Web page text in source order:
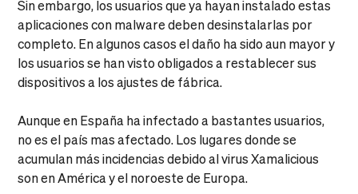
Sin embargo, los usuarios que ya hayan instalado estas
aplicaciones con malware deben desinstalarlas por
completo. En algunos casos el daño ha sido aun mayor y
los usuarios se han visto obligados a restablecer sus
dispositivos a los ajustes de fábrica.
Aunque en España ha infectado a bastantes usuarios,
no es el país mas afectado. Los lugares donde se
acumulan más incidencias debido al virus Xamalicious
son en América y el noroeste de Europa.